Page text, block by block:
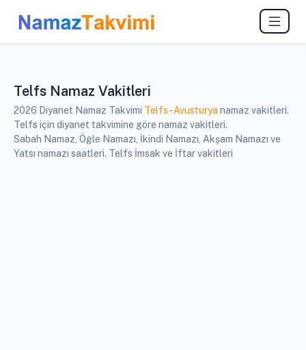
Telfs Namaz Vakitleri
2026 Diyanet Namaz Takvimi Telfs-Avusturya namaz vakitleri.
Telfs için diyanet takvimine göre namaz vakitleri.
Sabah Namaz, Öğle Namazı, İkindi Namazı, Akşam Namazı ve
Yatsı namazı saatleri. Telfs İmsak ve İftar vakitleri